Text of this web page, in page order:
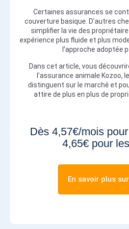
Certaines assurances se
couverture basique. D’autres
simplifier la vie des
expérience plus fluide et plus
l’approche adoptée
Dans cet article, vous
l’assurance animale Kozoo,
distinguent sur le marché et
attire de plus en plus de
Dès 4,57€/mois
4,65€ pour
En savoir plus